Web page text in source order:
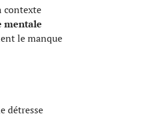
contexte
mentale
le manque
détresse